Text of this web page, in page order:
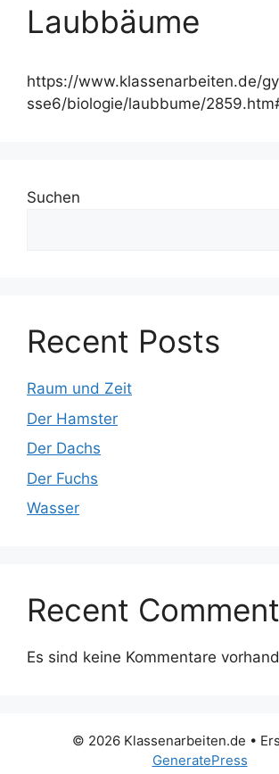
Laubbäume
https://www.klassenarbeiten.de/
sse6/biologie/laubbume/
Suchen
Recent Posts
Raum und Zeit
Der Hamster
Der Dachs
Der Fuchs
Wasser
Recent
Es sind keine Kommentare
© 2026 Klassenarbeiten.de •
GeneratePress